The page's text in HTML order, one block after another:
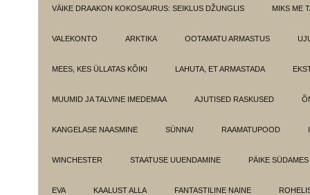
VÄIKE DRAAKON KOKOSAURUS: SEIKLUS DŽUNGLIS MIKS ME
VALEKONTO ARKTIKA OOTAMATU ARMASTUS
MEES, KES ÜLLATAS KÕIKI LAHUTA, ET ARMASTADA
MUUMID JA TALVINE IMEDEMAA AJUTISED RASKUSED
KANGELASE NAASMINE SÜNNA! RAAMATUPOOD
WINCHESTER STAATUSE UUENDAMINE PÄIKE SÜDAMES
EVA KAALUST ALLA FANTASTILINE NAINE